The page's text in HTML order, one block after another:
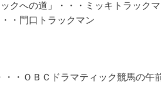
クへの道」・・・ミッキトラック
・門口トラックマン
・ＯＢＣドラマティック競馬の午